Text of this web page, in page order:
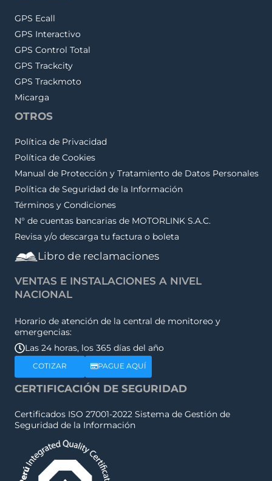
GPS Ecall
GPS Interactivo
GPS Control Total
GPS Trackcity
GPS Trackmoto
Micarga
OTROS
Política de Privacidad
Política de Cookies
Manual de Protección y Tratamiento de Datos Personales
Política de Seguridad de la Información
Términos y Condiciones
N° de cuentas bancarias de MOTORLINK S.A.C.
Revisa y/o descarga tu factura o boleta
Libro de reclamaciones
VENTAS E INSTALACIONES A NIVEL
NACIONAL
Horario de atención de la central de monitoreo y
emergencias:
Las 24 horas, los 365 días del año
COTIZAR PAGUE AQUÍ
CERTIFICACIÓN DE SEGURIDAD
Certificados ISO 27001-2022 Sistema de Gestión de
Seguridad de la Información